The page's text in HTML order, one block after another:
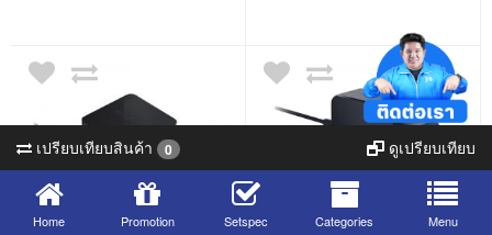
เปรียบเทียบสินค้า 0 ดูเปรียบเทียบ
Home Promotion Setspec Categories Menu